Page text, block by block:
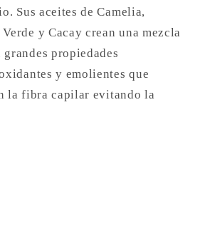
Sus aceites de Camelia,
y Cacay crean una mezcla
propiedades
y emolientes que
la fibra capilar evitando la